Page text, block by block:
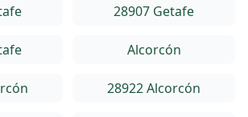
28907 Getafe
Alcorcón
28922 Alcorcón